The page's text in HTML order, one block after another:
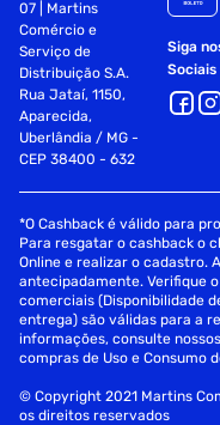
07 | Martins
Comércio e
Serviço de
Distribuição S.A.
Rua Jataí, 1150,
Aparecida,
Uberlândia / MG -
CEP 38400 - 632
Siga
Sociais
*O Cashback é válido para
Para resgatar o cashback o
Online e realizar o cadastro.
antecipadamente. Verifique
comerciais (Disponibilidade
entrega) são válidas para a
informações, consulte
compras de Uso e Consumo
© Copyright 2021 Martins
os direitos reservados